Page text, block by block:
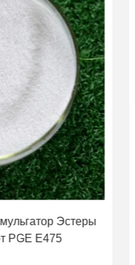
Эстеры
PGE E475